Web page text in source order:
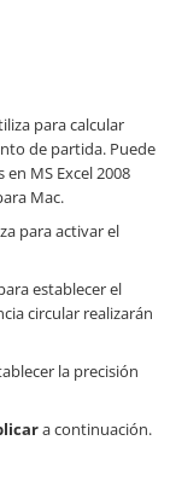
para calcular
de partida. Puede
MS Excel 2008
Mac.
para activar el
establecer el
circular realizarán
la precisión
a continuación.